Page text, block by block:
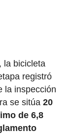
la bicicleta
registró
la inspección
se sitúa 20
de 6,8